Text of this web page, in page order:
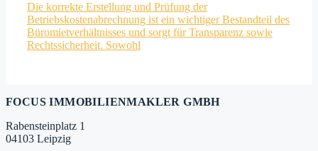
Die korrekte Erstellung und Prüfung der
Betriebskostenabrechnung ist ein wichtiger Bestandteil des
Büromietverhältnisses und sorgt für Transparenz sowie
Rechtssicherheit. Sowohl
FOCUS IMMOBILIENMAKLER GMBH
Rabensteinplatz 1
04103 Leipzig